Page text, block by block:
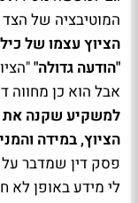
המוטיבציה של
הציוץ עצמו של
"הודעה גדולה"
אבל הוא כן מחווה
למשקיע שקנה את
הציוץ, במידה
פסק דין שמדבר
לי מידע באופן לא